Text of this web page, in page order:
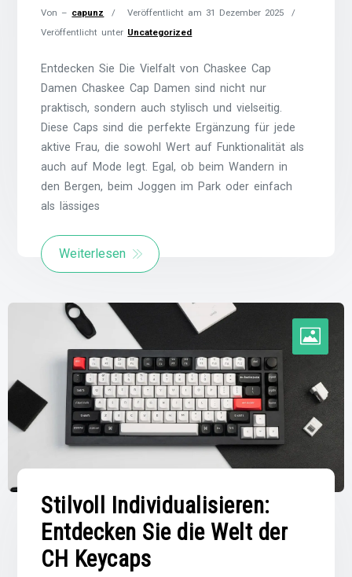
Von – capunz Veröffentlicht am 31 Dezember 2025
Veröffentlicht unter Uncategorized
Entdecken Sie Die Vielfalt von Chaskee Cap
Damen Chaskee Cap Damen sind nicht nur
praktisch, sondern auch stylisch und vielseitig.
Diese Caps sind die perfekte Ergänzung für jede
aktive Frau, die sowohl Wert auf Funktionalität als
auch auf Mode legt. Egal, ob beim Wandern in
den Bergen, beim Joggen im Park oder einfach
als lässiges
Weiterlesen
Stilvoll Individualisieren:
Entdecken Sie die Welt der
CH Keycaps